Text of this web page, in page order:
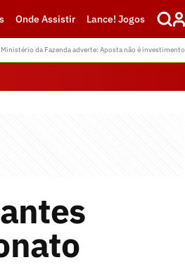
Onde Assistir Lance! Jogos
da Fazenda adverte: Aposta não é investimento